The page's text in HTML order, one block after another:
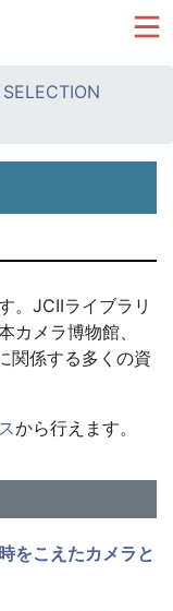
。JCIIライブラリ
カメラ博物館、
関係する多くの資
から行えます。
をこえたカメラと